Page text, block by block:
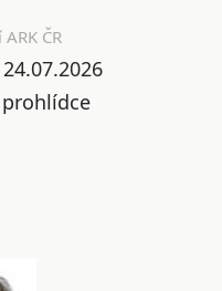
ČR
24.07.2026